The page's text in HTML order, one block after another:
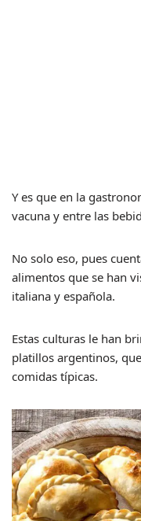
Y es que en la
vacuna y entre las
No solo eso, pues
alimentos que se han
italiana y española.
Estas culturas le han
platillos argentinos,
comidas típicas.